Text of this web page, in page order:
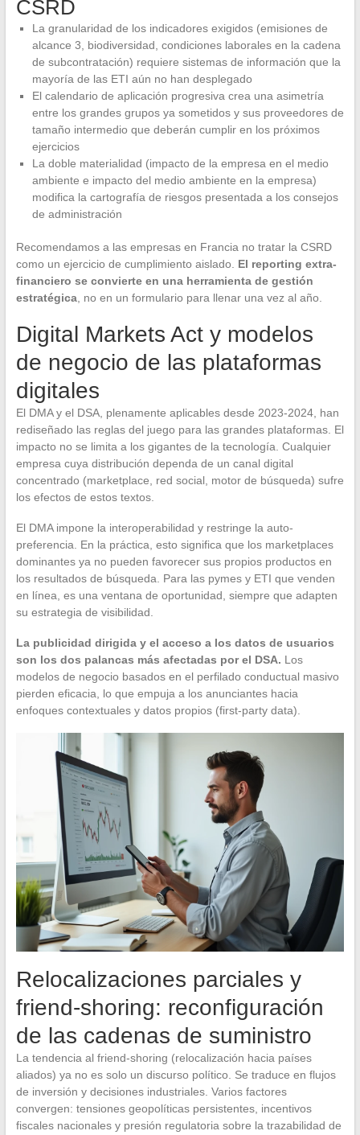
CSRD
La granularidad de los indicadores exigidos (emisiones de
alcance 3, biodiversidad, condiciones laborales en la cadena
de subcontratación) requiere sistemas de información que la
mayoría de las ETI aún no han desplegado
El calendario de aplicación progresiva crea una asimetría
entre los grandes grupos ya sometidos y sus proveedores de
tamaño intermedio que deberán cumplir en los próximos
ejercicios
La doble materialidad (impacto de la empresa en el medio
ambiente e impacto del medio ambiente en la empresa)
modifica la cartografía de riesgos presentada a los consejos
de administración
Recomendamos a las empresas en Francia no tratar la CSRD
como un ejercicio de cumplimiento aislado. El reporting extra-
financiero se convierte en una herramienta de gestión
estratégica, no en un formulario para llenar una vez al año.
Digital Markets Act y modelos
de negocio de las plataformas
digitales
El DMA y el DSA, plenamente aplicables desde 2023-2024, han
rediseñado las reglas del juego para las grandes plataformas. El
impacto no se limita a los gigantes de la tecnología. Cualquier
empresa cuya distribución dependa de un canal digital
concentrado (marketplace, red social, motor de búsqueda) sufre
los efectos de estos textos.
El DMA impone la interoperabilidad y restringe la auto-
preferencia. En la práctica, esto significa que los marketplaces
dominantes ya no pueden favorecer sus propios productos en
los resultados de búsqueda. Para las pymes y ETI que venden
en línea, es una ventana de oportunidad, siempre que adapten
su estrategia de visibilidad.
La publicidad dirigida y el acceso a los datos de usuarios
son los dos palancas más afectadas por el DSA. Los
modelos de negocio basados en el perfilado conductual masivo
pierden eficacia, lo que empuja a los anunciantes hacia
enfoques contextuales y datos propios (first-party data).
Relocalizaciones parciales y
friend-shoring: reconfiguración
de las cadenas de suministro
La tendencia al friend-shoring (relocalización hacia países
aliados) ya no es solo un discurso político. Se traduce en flujos
de inversión y decisiones industriales. Varios factores
convergen: tensiones geopolíticas persistentes, incentivos
fiscales nacionales y presión regulatoria sobre la trazabilidad de